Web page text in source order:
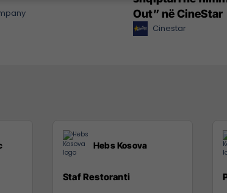
Out” në CineStar
Cinestar
Hebs Kosova
Staf Restoranti